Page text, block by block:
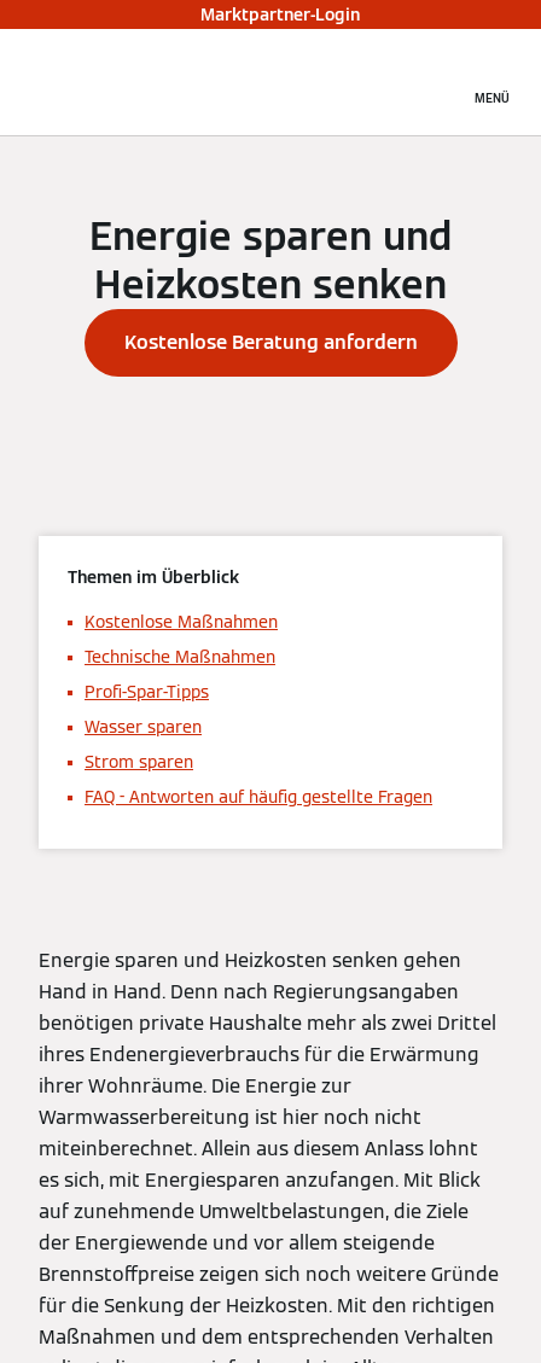
Marktpartner-Login
MENÜ
Energie sparen und
Heizkosten senken
Kostenlose Beratung anfordern
Themen im Überblick
Kostenlose Maßnahmen
Technische Maßnahmen
Profi-Spar-Tipps
Wasser sparen
Strom sparen
FAQ - Antworten auf häufig gestellte Fragen
Energie sparen und Heizkosten senken gehen
Hand in Hand. Denn nach Regierungsangaben
benötigen private Haushalte mehr als zwei Drittel
ihres Endenergieverbrauchs für die Erwärmung
ihrer Wohnräume. Die Energie zur
Warmwasserbereitung ist hier noch nicht
miteinberechnet. Allein aus diesem Anlass lohnt
es sich, mit Energiesparen anzufangen. Mit Blick
auf zunehmende Umweltbelastungen, die Ziele
der Energiewende und vor allem steigende
Brennstoffpreise zeigen sich noch weitere Gründe
für die Senkung der Heizkosten. Mit den richtigen
Maßnahmen und dem entsprechenden Verhalten